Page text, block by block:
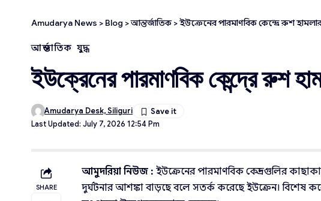
Amudarya News > Blog >আন্তর্জাতিক>ইউক্রেনের পারমাণবিক কেন্দ্রে রুশ
আন্তর্জাতিক যুদ্ধ
ইউক্রেনের পারমাণবিক কেন্দ্রে রুশ
Last Updated: July 7, 2026 12:54 Pm
Amudarya Desk, Siliguri
SHARE
আমুদরিয়া নিউজ :ইউক্রেনের পারমাণবিক কেন্দ্রগুলির
দুর্ঘটনার আশঙ্কা বাড়ছে বলে সতর্ক করেছে ইউক্রেন। বিশেষ